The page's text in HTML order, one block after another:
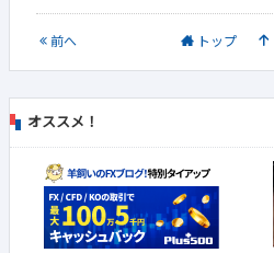
前へ トップ
オススメ！